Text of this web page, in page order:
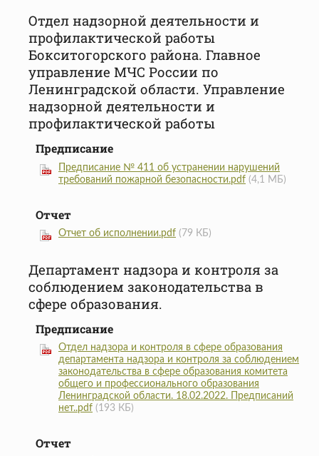
Отдел надзорной деятельности и
профилактической работы
Бокситогорского района. Главное
управление МЧС России по
Ленинградской области. Управление
надзорной деятельности и
профилактической работы
Предписание
Предписание № 411 об устранении нарушений
требований пожарной безопасности.pdf (4,1 МБ)
Отчет
Отчет об исполнении.pdf (79 КБ)
Департамент надзора и контроля за
соблюдением законодательства в
сфере образования.
Предписание
Отдел надзора и контроля в сфере образования
департамента надзора и контроля за соблюдением
законодательства в сфере образования комитета
общего и профессионального образования
Ленинградской области. 18.02.2022. Предписаний
нет..pdf (193 КБ)
Отчет